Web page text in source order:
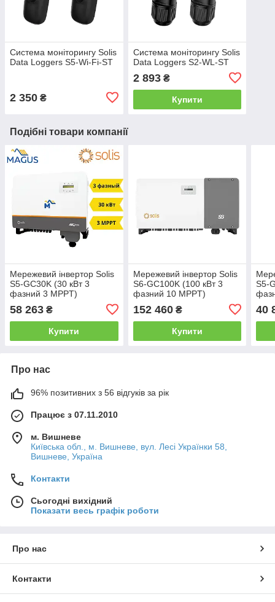
Система моніторингу Solis
Data Loggers S5-Wi-Fi-ST
2 350 ₴
Система моніторингу Solis
Data Loggers S2-WL-ST
2 893₴
Купити
Подібні товари компанії
Мережевий інвертор Solis
S5-GC30K (30 кВт 3
фазний 3 MPPT)
58 263 ₴
Купити
Мережевий інвертор Solis
S6-GC100K (100 кВт 3
фазний 10 MPPT)
152 460₴
Купити
S5-
40
Про нас
96% позитивних з 56 відгуків за рік
Працює з 07.11.2010
м. Вишневе
Київська обл., м. Вишневе, вул. Лесі Українки 58,
Вишневе, Україна
Контакти
Сьогодні вихідний
Показати весь графік роботи
Про нас
Контакти